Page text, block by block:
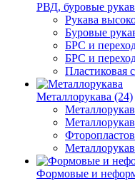
РВД, буровые
Рукава
Буровые
БРС и
БРС и
Пластиковая
Металлорукава (24)
Формовые и